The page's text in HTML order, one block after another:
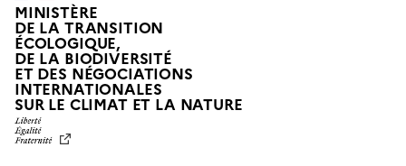
MINISTÈRE
DE LA TRANSITION
ÉCOLOGIQUE,
DE LA BIODIVERSITÉ
ET DES NÉGOCIATIONS
INTERNATIONALES
SUR LE CLIMAT ET LA NATUREL